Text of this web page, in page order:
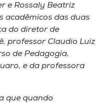
e Rossaly Beatriz
acadêmicos das duas
do diretor de
professor Claudio Luiz
de Pedagogia,
e da professora
que quando